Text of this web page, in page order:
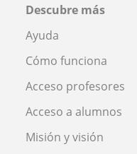
Descubre más
Ayuda
Cómo funciona
Acceso profesores
Acceso a alumnos
Misión y visión